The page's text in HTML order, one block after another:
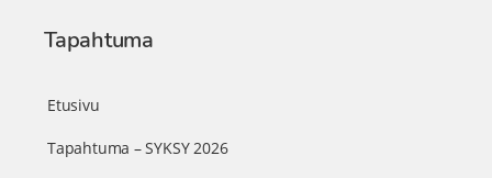
Tapahtuma
Etusivu
Tapahtuma – SYKSY 2026